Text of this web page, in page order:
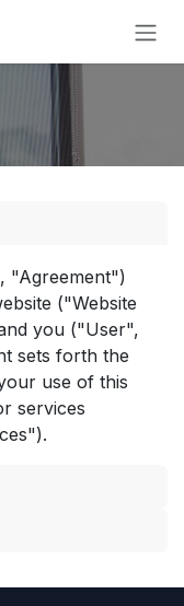
"Agreement")
("Website
you ("User",
sets forth the
use of this
services